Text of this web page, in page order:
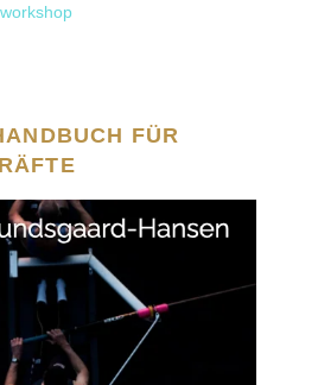
workshop
FÜR